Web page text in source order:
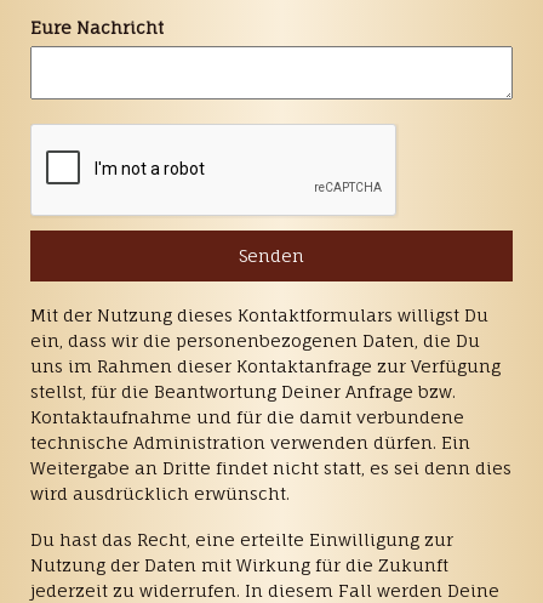
Eure Nachricht
Mit der Nutzung dieses Kontaktformulars willigst Du
ein, dass wir die personenbezogenen Daten, die Du
uns im Rahmen dieser Kontaktanfrage zur Verfügung
stellst, für die Beantwortung Deiner Anfrage bzw.
Kontaktaufnahme und für die damit verbundene
technische Administration verwenden dürfen. Ein
Weitergabe an Dritte findet nicht statt, es sei denn dies
wird ausdrücklich erwünscht.
Du hast das Recht, eine erteilte Einwilligung zur
Nutzung der Daten mit Wirkung für die Zukunft
jederzeit zu widerrufen. In diesem Fall werden Deine